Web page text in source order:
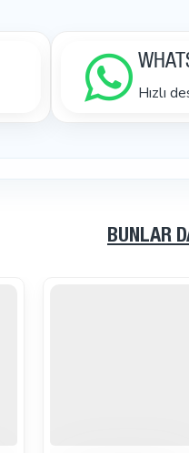
Hızlı
BUNLAR